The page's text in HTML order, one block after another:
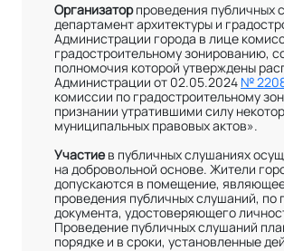
Организаторпроведения публичных
департамент архитектуры и
Администрации города в лице
градостроительному зонированию,
полномочия которой утверждены
Администрации от 02.05.2024 №
комиссии по градостроительному
признании утратившими силу
муниципальных правовых актов».
Участиев публичных слушаниях
на добровольной основе. Жители
допускаются в помещение,
проведения публичных слушаний, по
документа, удостоверяющего
Проведение публичных слушаний
порядке и в сроки, установленные